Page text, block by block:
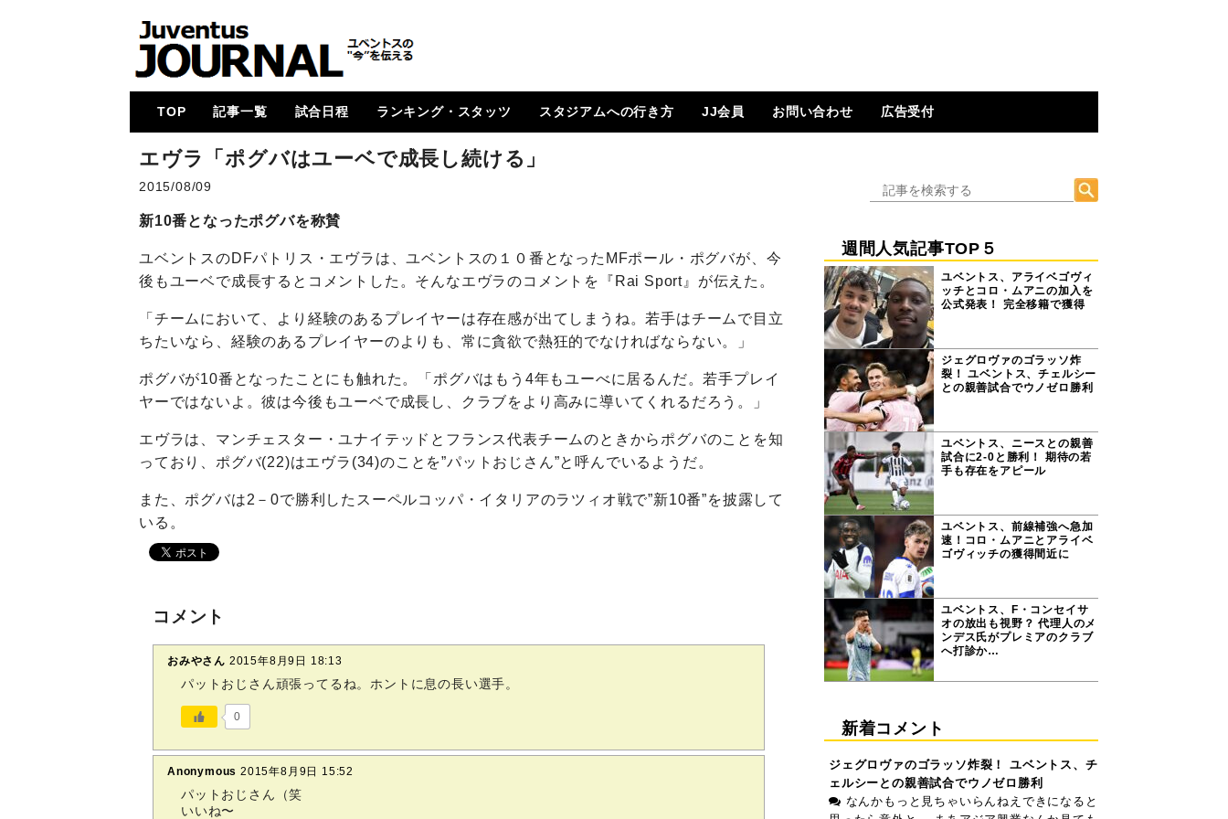
TOP 記事一覧
メイン
コラム
特集
メルカート
動画
試合レビュー
招集メンバー
UCL
U23・下部組織・
Women
カルチョ全般
試合日程
2017-18
2018-19
2019-20
2020-21
2021-22
2022-23
2023-24
2024-25
ランキング・スタッツ
各国順位表
次節 日程一覧
ゴールランキング
スタジアムへの行き方 JJ会員 お問い合わせ 広告受付
エヴラ「ポグバはユーベで成長し続ける」
2015/08/09
新10番となったポグバを称賛
ユベントスのDFパトリス・エヴラは、ユベントスの１０番となったMFポール・ポグバが、今
後もユーベで成長するとコメントした。そんなエヴラのコメントを『 Rai Sport 』が伝えた。
「チームにおいて、より経験のあるプレイヤーは存在感が出てしまうね。若手はチームで目立
ちたいなら、経験のあるプレイヤーのよりも、常に貪欲で熱狂的でなければならない。」
ポグバが10番となったことにも触れた。「ポグバはもう4年もユーべに居るんだ。若手プレイ
ヤーではないよ。彼は今後もユーベで成長し、クラブをより高みに導いてくれるだろう。」
エヴラは、マンチェスター・ユナイテッドとフランス代表チームのときからポグバのことを知
っており、ポグバ(22)はエヴラ(34)のことを”パットおじさん”と呼んでいるようだ。
また、ポグバは2－0で勝利したスーペルコッパ・イタリアのラツィオ戦で”新10番”を披露して
いる。
コメント
おみやさん 2015年8月9日 18:13
パットおじさん頑張ってるね。ホントに息の長い選手。
0
Anonymous 2015年8月9日 15:52
パットおじさん（笑
いいね〜
週間人気記事TOP５
ユベントス、アライベゴヴィ
ッチとコロ・ムアニの加入を
公式発表！ 完全移籍で獲得
ジェグロヴァのゴラッソ炸
裂！ ユベントス、チェルシー
との親善試合でウノゼロ勝利
ユベントス、ニースとの親善
試合に2-0と勝利！ 期待の若
手も存在をアピール
ユベントス、前線補強へ急加
速！コロ・ムアニとアライベ
ゴヴィッチの獲得間近に
ユベントス、F・コンセイサ
オの放出も視野？ 代理人のメ
ンデス氏がプレミアのクラブ
へ打診か…
新着コメント
ジェグロヴァのゴラッソ炸裂！ ユベントス、チ
ェルシーとの親善試合でウノゼロ勝利
なんかもっと見ちゃいらんねえできになると